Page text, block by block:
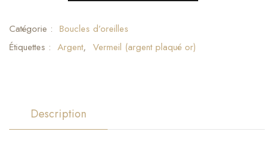
Catégorie : Boucles d’oreilles
Étiquettes : Argent, Vermeil (argent plaqué or)
Description